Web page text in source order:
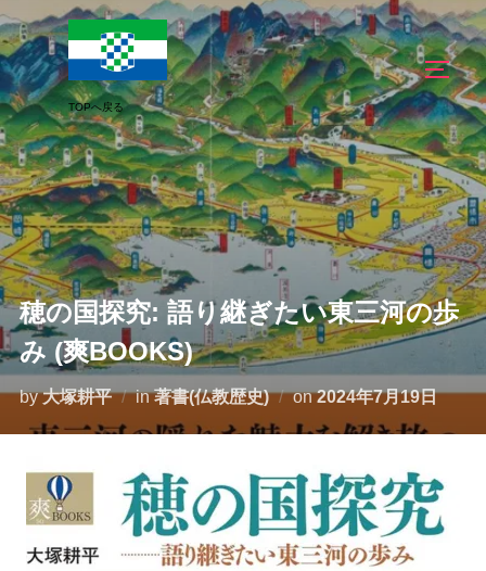
コ
ン
テ
ン
ツ
へ
ス
キ
ッ
プ
サイド
穂の国探究: 語り継ぎたい東三河の歩
み (爽BOOKS)
by大塚耕平 in著書(仏教歴史) on投
稿
2024年7月19日